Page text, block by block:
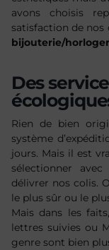
avons choisis
satisfaction de nos
bijouterie/
Des
Rien de bien
système
jours. Mais il est
sélectionner
délivrer nos colis.
le plus sûr ou le
Mais dans les
lettres suivies ou
genre sont bien